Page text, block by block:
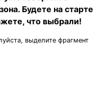
Будете на старте
что выбрали!
выделите фрагмент